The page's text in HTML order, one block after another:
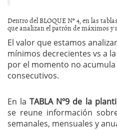
Dentro del BLOQUE Nº 4, en las
que analizan el patrón de máximos
El valor que estamos
mínimos decrecientes vs a
por el momento no
consecutivos.
En laTABLA Nº9 de la
se reune información
semanales, mensuales y